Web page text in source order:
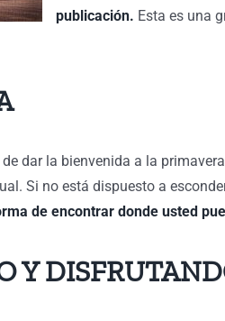
publicación. Esta es una
dar la bienvenida a la
Si no está dispuesto a
de encontrar donde usted
Y